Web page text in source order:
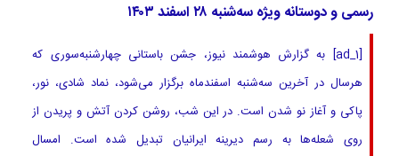
رسمی و دوستانه ویژه سه‌شنبه ۲۸ اسفند ۱۴۰۳
[ad_1] به گزارش هوشمند نیوز، جشن باستانی چهارشنبه‌سوری که
هرسال در آخرین سه‌شنبه اسفندماه برگزار می‌شود، نماد شادی، نور،
پاکی و آغاز نو شدن است. در این شب، روشن کردن آتش و پریدن از
روی شعله‌ها به رسم دیرینه ایرانیان تبدیل شده است. امسال